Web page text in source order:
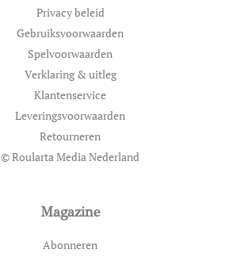
Privacy beleid
Gebruiksvoorwaarden
Spelvoorwaarden
Verklaring & uitleg
Klantenservice
Leveringsvoorwaarden
Retourneren
© Roularta Media Nederland
Magazine
Abonneren